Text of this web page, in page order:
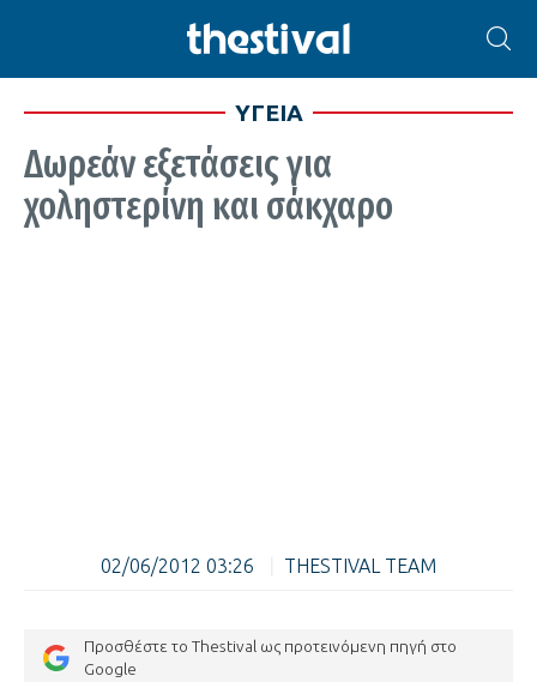
ΥΓΕΙΑ
Δωρεάν εξετάσεις για
χοληστερίνη και σάκχαρο
02/06/2012 03:26 THESTIVAL TEAM
Προσθέστε το Thestival ως προτεινόμενη πηγή στο
Google